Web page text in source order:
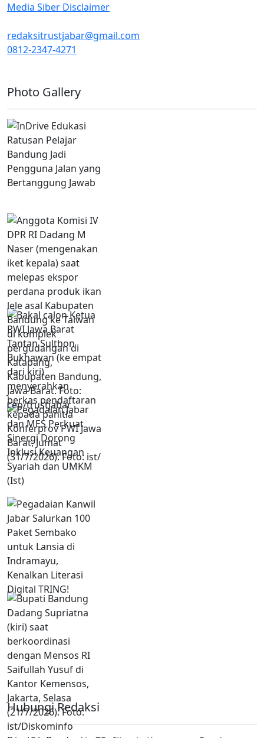
Media Siber Disclaimer
redaksitrustjabar@gmail.com
0812-2347-4271
Photo Gallery
Hubungi Redaksi